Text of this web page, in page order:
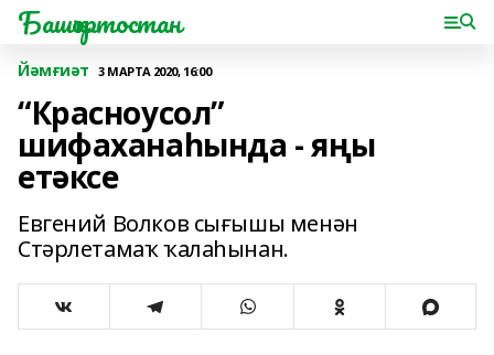
Башҡортостан
Йәмғиәт 3 МАРТА 2020, 16:00
“Красноусол”
шифаханаһында - яңы
етәксе
Евгений Волков сығышы менән
Стәрлетамаҡ ҡалаһынан.